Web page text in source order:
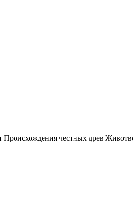
честных древ